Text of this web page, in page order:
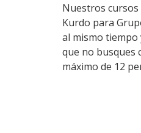
Nuestros
Kurdo para
al mismo
que no busques
máximo de 12